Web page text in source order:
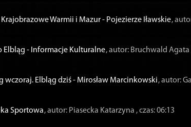
Krajobrazowe Warmii i Mazur - Pojezierze Iławskie,
Elbląg - Informacje Kulturalne, autor: Bruchwald Agata
wczoraj. Elbląg dziś - Mirosław Marcinkowski, autor:
Sportowa, autor: Piasecka Katarzyna , czas: 06:13